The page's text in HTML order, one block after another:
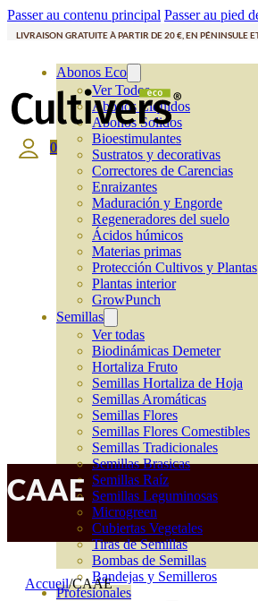
Passer au contenu principal Passer au pied
LIVRAISON GRATUITE À PARTIR DE 20 €, EN PÉNINSULE
Abonos Eco
Ver Todos
Abonos Líquidos
Abonos Solidos
Bioestimulantes
Sustratos y decorativas
Correctores de Carencias
Enraizantes
Maduración y Engorde
Regeneradores del suelo
Ácidos húmicos
Materias primas
Protección Cultivos y Plantas
Plantas interior
GrowPunch
Semillas
Ver todas
Biodinámicas Demeter
Hortaliza Fruto
Semillas Hortaliza de Hoja
Semillas Aromáticas
Semillas Flores
Semillas Flores Comestibles
Semillas Tradicionales
Semillas Brasicas
Semillas Raíz
Semillas Leguminosas
Microgreen
Cubiertas Vegetales
Tiras de Semillas
Bombas de Semillas
Bandejas y Semilleros
Profesionales
0
CAAE
Accueil/CAAE